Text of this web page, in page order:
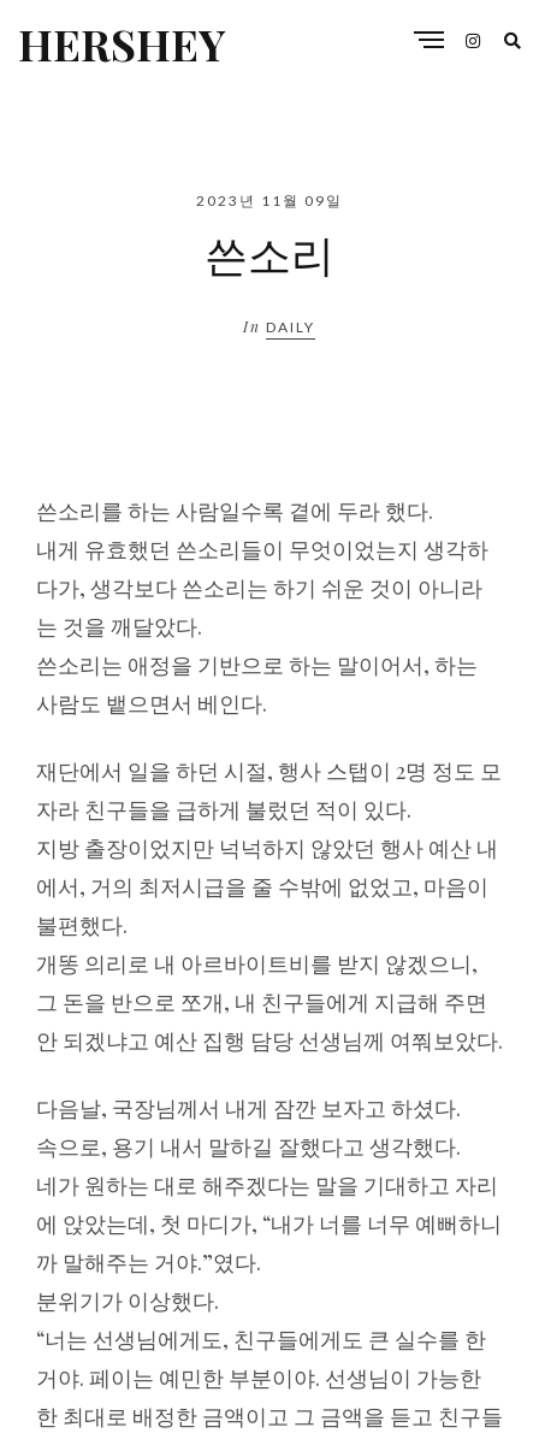
HERSHEY
2023년 11월 09일
쓴소리
In DAILY
쓴소리를 하는 사람일수록 곁에 두라 했다.
내게 유효했던 쓴소리들이 무엇이었는지 생각하
다가, 생각보다 쓴소리는 하기 쉬운 것이 아니라
는 것을 깨달았다.
쓴소리는 애정을 기반으로 하는 말이어서, 하는
사람도 뱉으면서 베인다.
재단에서 일을 하던 시절, 행사 스탭이 2명 정도 모
자라 친구들을 급하게 불렀던 적이 있다.
지방 출장이었지만 넉넉하지 않았던 행사 예산 내
에서, 거의 최저시급을 줄 수밖에 없었고, 마음이
불편했다.
개똥 의리로 내 아르바이트비를 받지 않겠으니,
그 돈을 반으로 쪼개, 내 친구들에게 지급해 주면
안 되겠냐고 예산 집행 담당 선생님께 여쭤보았다.
다음날, 국장님께서 내게 잠깐 보자고 하셨다.
속으로, 용기 내서 말하길 잘했다고 생각했다.
네가 원하는 대로 해주겠다는 말을 기대하고 자리
에 앉았는데, 첫 마디가, “내가 너를 너무 예뻐하니
까 말해주는 거야.”였다.
분위기가 이상했다.
“너는 선생님에게도, 친구들에게도 큰 실수를 한
거야. 페이는 예민한 부분이야. 선생님이 가능한
한 최대로 배정한 금액이고 그 금액을 듣고 친구들